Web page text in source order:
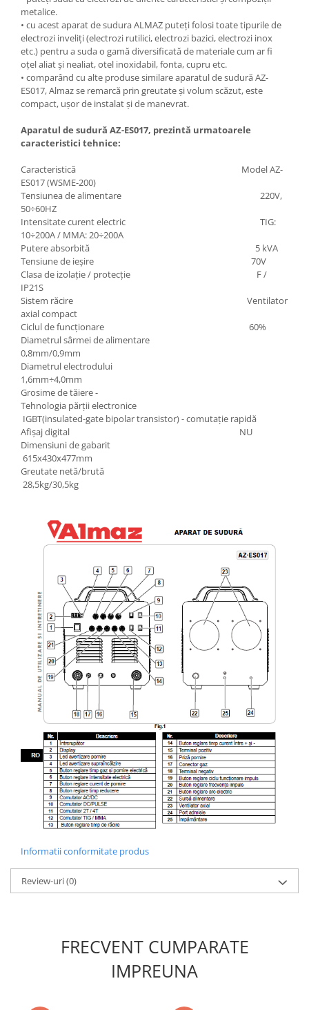
Unelte Gradinarit
Ventilatoare & Sisteme Racire
Aparate de aer conditionat
Ventilatoare
Zootehnie
Foarfeci tuns oi
metalice.
• cu acest aparat de sudura ALMAZ puteți folosi toate tipurile de
electrozi inveliți (electrozi rutilici, electrozi bazici, electrozi inox
etc.) pentru a suda o gamă diversificată de materiale cum ar fi
oțel aliat și nealiat, otel inoxidabil, fonta, cupru etc.
• comparând cu alte produse similare aparatul de sudură AZ-
ES017, Almaz se remarcă prin greutate și volum scăzut, este
compact, ușor de instalat și de manevrat.
Aparatul de sudură AZ-ES017, prezintă urmatoarele
caracteristici tehnice:
Caracteristică Model AZ-
ES017 (WSME-200)
Tensiunea de alimentare 220V,
50÷60HZ
Intensitate curent electric TIG:
10÷200A / MMA: 20÷200A
Putere absorbită 5 kVA
Tensiune de ieșire 70V
Clasa de izolație / protecție F /
IP21S
Sistem răcire Ventilator
axial compact
Ciclul de funcționare 60%
Diametrul sârmei de alimentare
0,8mm/0,9mm
Diametrul electrodului
1,6mm÷4,0mm
Grosime de tăiere -
Tehnologia părții electronice
IGBT(insulated-gate bipolar transistor) - comutație rapidă
Afișaj digital NU
Dimensiuni de gabarit
615x430x477mm
Greutate netă/brută
28,5kg/30,5kg
Informatii conformitate produs
Review-uri(0)
FRECVENT CUMPARATE
IMPREUNA